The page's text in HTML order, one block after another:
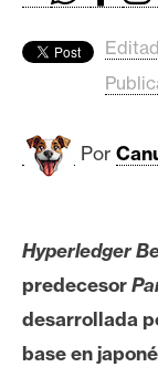
M
a
s
B
i
Por
Hyperledger
predecesor
desarrollada
base en